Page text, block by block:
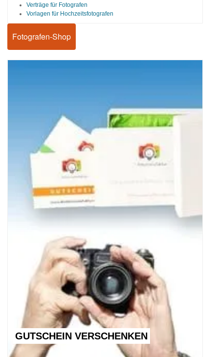
Verträge für Fotografen
Vorlagen für Hochzeitsfotografen
Fotografen-Shop
GUTSCHEIN VERSCHENKEN